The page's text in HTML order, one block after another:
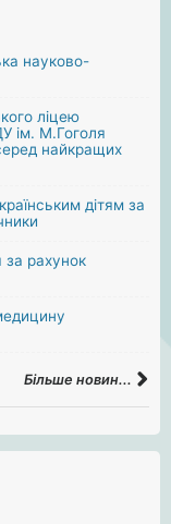
науково-
ліцею
ім. М.Гоголя
найкращих
дітям за
за рахунок
Більше новин...